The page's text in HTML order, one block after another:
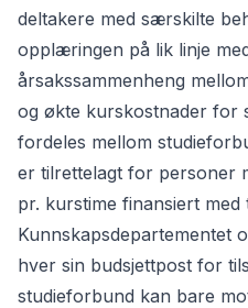
deltakere med særskilte
opplæringen på lik linje
årsakssammenheng
og økte kurskostnader for
fordeles mellom
er tilrettelagt for personer
pr. kurstime finansiert med
Kunnskapsdepartementet
hver sin budsjettpost for
studieforbund kan bare